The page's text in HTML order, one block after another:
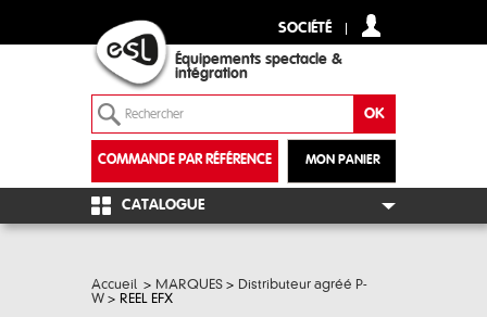
SOCIÉTÉ
Équipements spectacle &
intégration
MON PANIER
COMMANDE PAR RÉFÉRENCE
+
CATALOGUE
Accueil > MARQUES > Distributeur agréé P-
W > REEL EFX